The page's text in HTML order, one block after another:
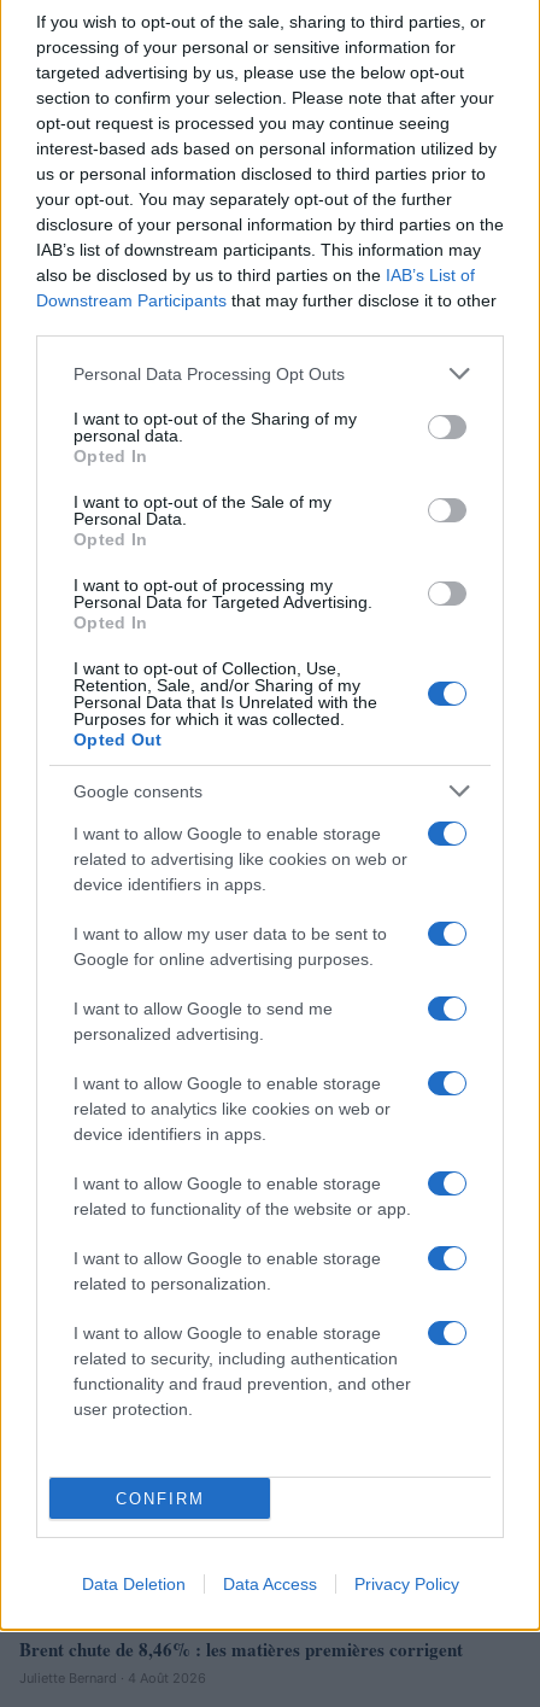
If you wish to opt-out of the sale, sharing to third parties, or
processing of your personal or sensitive information for
targeted advertising by us, please use the below opt-out
section to confirm your selection. Please note that after your
opt-out request is processed you may continue seeing
interest-based ads based on personal information utilized by
us or personal information disclosed to third parties prior to
your opt-out. You may separately opt-out of the further
disclosure of your personal information by third parties on the
IAB’s list of downstream participants. This information may
also be disclosed by us to third parties on the IAB’s List of
Downstream Participants that may further disclose it to other
Please note that this website/app uses one or more Google
not limited to your visit or usage behaviour. You may click to
grant or deny consent to Google and its third-party tags to
use your data for below specified purposes in below Google
consent section.
Personal Data Processing Opt Outs
I want to opt-out of the Sharing of my
personal data.
Opted In
I want to opt-out of the Sale of my
Personal Data.
Opted In
I want to opt-out of processing my
Personal Data for Targeted Advertising.
Opted In
I want to opt-out of Collection, Use,
Retention, Sale, and/or Sharing of my
Personal Data that Is Unrelated with the
Purposes for which it was collected.
Opted Out
Google consents
I want to allow Google to enable storage
related to advertising like cookies on web or
device identifiers in apps.
I want to allow my user data to be sent to
Google for online advertising purposes.
I want to allow Google to send me
personalized advertising.
I want to allow Google to enable storage
related to analytics like cookies on web or
device identifiers in apps.
I want to allow Google to enable storage
related to functionality of the website or app.
I want to allow Google to enable storage
related to personalization.
I want to allow Google to enable storage
related to security, including authentication
functionality and fraud prevention, and other
user protection.
CONFIRM
Data Deletion Data Access Privacy Policy
Continuez la lecture
NEWS
Brent chute de 8,3 % : le pétrole en net repli malgré un or
résilient
Bourses européennes : l’impact des négociations sur le détroit
Thomas Lefevre · 6 Août 2026
Brent chute de 8,46% : les matières premières corrigent
Juliette Bernard · 4 Août 2026